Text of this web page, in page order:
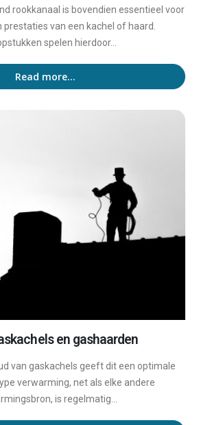
rookkanaal is bovendien essentieel voor
prestaties van een kachel of haard.
spelen hierdoor...
Read more...
en gashaarden
van gaskachels geeft dit een optimale
verwarming, net als elke andere
is regelmatig...